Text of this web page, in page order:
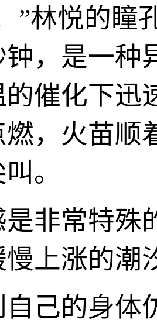
林悦的瞳
，是一种
催化下迅
燃，火苗顺
。
非常特殊
上涨的潮
己的身体